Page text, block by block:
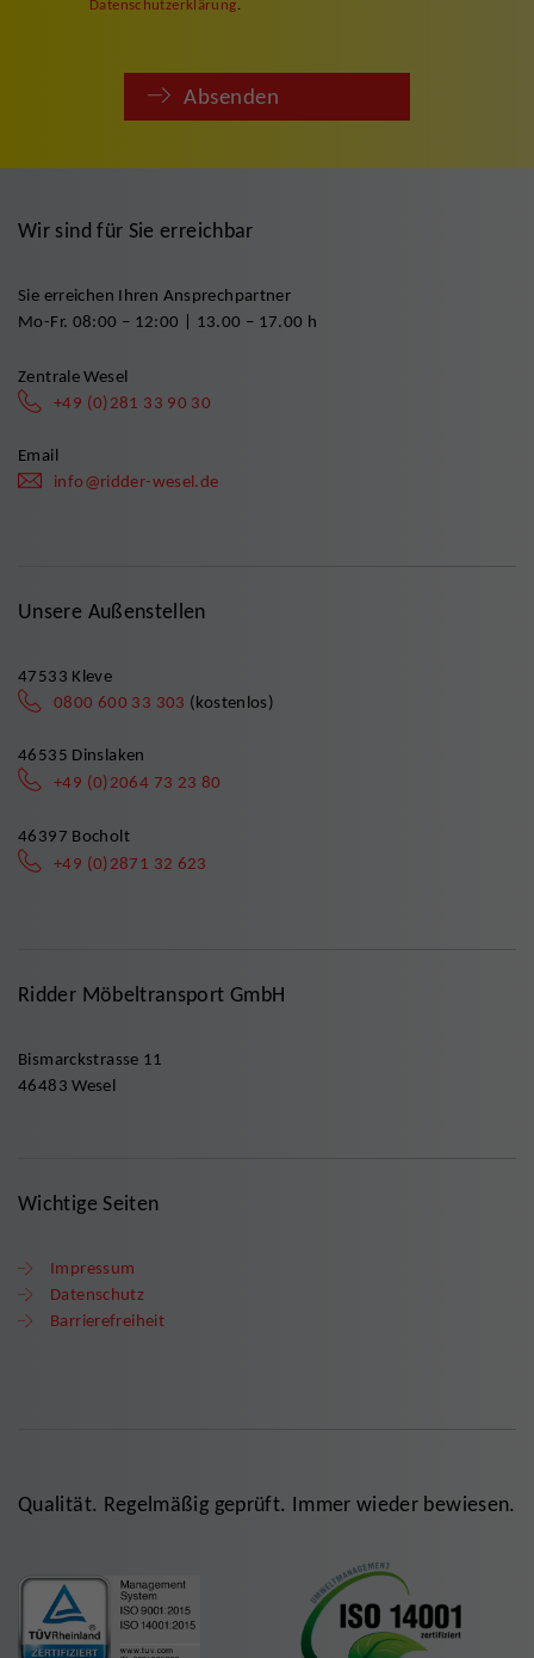
Datenschutzerklärung.
Absenden
Wir sind für Sie erreichbar
Sie erreichen Ihren Ansprechpartner
Mo-Fr. 08:00 – 12:00 | 13.00 – 17.00 h
Zentrale Wesel
+49 (0)281 33 90 30
Email
info@ridder-wesel.de
Unsere Außenstellen
47533 Kleve
0800 600 33 303 (kostenlos)
46535 Dinslaken
+49 (0)2064 73 23 80
46397 Bocholt
+49 (0)2871 32 623
Ridder Möbeltransport GmbH
Bismarckstrasse 11
46483 Wesel
Wichtige Seiten
Impressum
Datenschutz
Barrierefreiheit
Qualität. Regelmäßig geprüft. Immer wieder bewiesen.